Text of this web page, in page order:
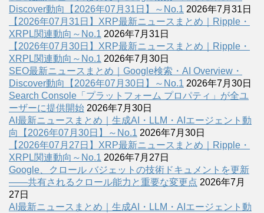
Discover動向【2026年07月31日】～No.1 2026年7月31日
【2026年07月31日】XRP最新ニュースまとめ｜Ripple・
XRPL関連動向～No.1 2026年7月31日
【2026年07月30日】XRP最新ニュースまとめ｜Ripple・
XRPL関連動向～No.1 2026年7月30日
SEO最新ニュースまとめ｜Google検索・AI Overview・
Discover動向【2026年07月30日】～No.1 2026年7月30日
Search Console「プラットフォーム プロパティ」が全ユ
ーザーに提供開始 2026年7月30日
AI最新ニュースまとめ｜生成AI・LLM・AIエージェント動
向【2026年07月30日】～No.1 2026年7月30日
【2026年07月27日】XRP最新ニュースまとめ｜Ripple・
XRPL関連動向～No.1 2026年7月27日
Google、クロール バジェットの技術ドキュメントを更新
――共有されるクロール能力と重要な変更点 2026年7月
27日
AI最新ニュースまとめ｜生成AI・LLM・AIエージェント動